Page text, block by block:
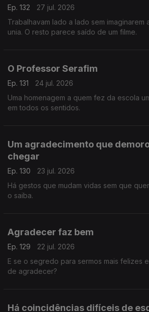
Ep. 132
27 jul. 2026
Trabalhavam lado a lado sem imaginarem
unia. O resto parece saído de um filme.
O Professor Serafim
Ep. 131
24 jul. 2026
Uma homenagem a quem fez da escola
em todos os sentidos.
Um agradecimento que
chegar
Ep. 130
23 jul. 2026
Há gestos que mudam vidas sem que
o saiba.
Agradecer faz bem
Ep. 129
22 jul. 2026
E se o segredo para sermos mais felizes
de agradecer?
Há coincidências difíceis de